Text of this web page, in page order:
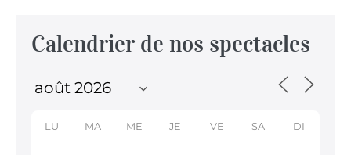
Calendrier de nos spectacles
LU MA ME JE VE SA DI